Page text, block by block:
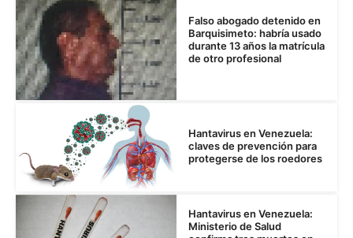
Falso abogado detenido en
Barquisimeto: habría usado
durante 13 años la matrícula
de otro profesional
Hantavirus en Venezuela:
claves de prevención para
protegerse de los roedores
Hantavirus en Venezuela:
Ministerio de Salud